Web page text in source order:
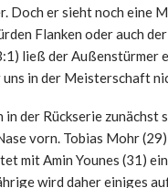
Doch er sieht noch eine
Flanken oder auch
ließ der Außenstürmer
uns in der Meisterschaft
in der Rückserie
vorn. Tobias Mohr
mit Amin Younes (31)
wird daher einiges